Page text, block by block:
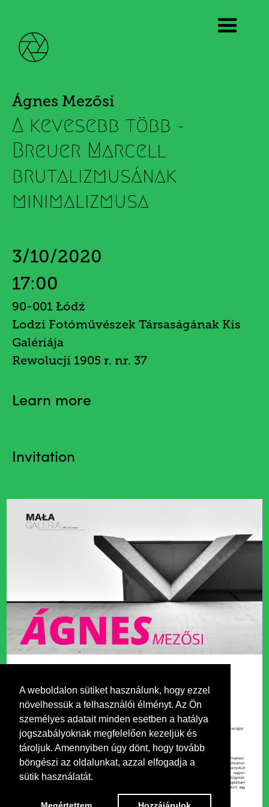
A weboldalon sütiket használunk, hogy ezzel
növelhessük a felhasználói élményt. Az Ön
személyes adatait minden esetben a hatálya
jogszabályoknak megfelelően kezeljük és
tároljuk. Amennyiben úgy dönt, hogy tovább
böngészi az oldalunkat, azzal elfogadja a
sütik használatát.
Ágnes Mezősi
A kevesebb több -
Breuer Marcell
brutalizmusának
minimalizmusa
3/10/2020
17:00
90-001 Łódź
Lodzi Fotóművészek Társaságának Kis
Galériája
Rewolucji 1905 r. nr. 37
Learn more
Invitation